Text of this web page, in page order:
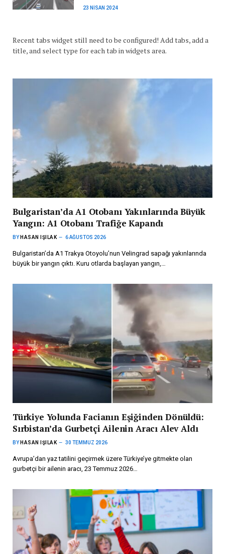
23 NISAN 2024
Recent tabs widget still need to be configured! Add tabs, add a
title, and select type for each tab in widgets area.
Bulgaristan’da A1 Otobanı Yakınlarında Büyük
Yangın: A1 Otobanı Trafiğe Kapandı
BY HASAN IŞILAK 6 AĞUSTOS 2026
Bulgaristan’da A1 Trakya Otoyolu’nun Velingrad sapağı yakınlarında
büyük bir yangın çıktı. Kuru otlarda başlayan yangın,…
Türkiye Yolunda Facianın Eşiğinden Dönüldü:
Sırbistan’da Gurbetçi Ailenin Aracı Alev Aldı
BY HASAN IŞILAK 30 TEMMUZ 2026
Avrupa’dan yaz tatilini geçirmek üzere Türkiye’ye gitmekte olan
gurbetçi bir ailenin aracı, 23 Temmuz 2026…